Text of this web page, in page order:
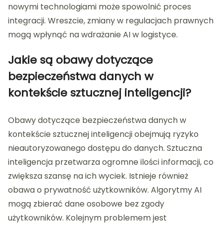
nowymi technologiami może spowolnić proces
integracji. Wreszcie, zmiany w regulacjach prawnych
mogą wpłynąć na wdrażanie AI w logistyce.
Jakie są obawy dotyczące
bezpieczeństwa danych w
kontekście sztucznej inteligencji?
Obawy dotyczące bezpieczeństwa danych w
kontekście sztucznej inteligencji obejmują ryzyko
nieautoryzowanego dostępu do danych. Sztuczna
inteligencja przetwarza ogromne ilości informacji, co
zwiększa szansę na ich wyciek. Istnieje również
obawa o prywatność użytkowników. Algorytmy AI
mogą zbierać dane osobowe bez zgody
użytkowników. Kolejnym problemem jest